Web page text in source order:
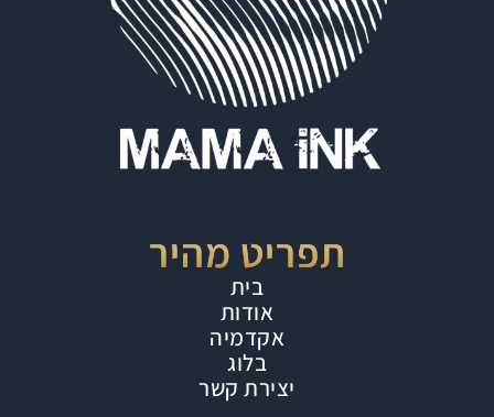
תפריט מהיר
בית
אודות
אקדמיה
בלוג
יצירת קשר